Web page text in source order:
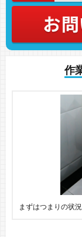
作
まずはつまりの状